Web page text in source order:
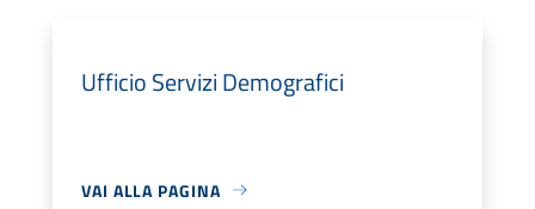
Ufficio Servizi Demografici
VAI ALLA PAGINA